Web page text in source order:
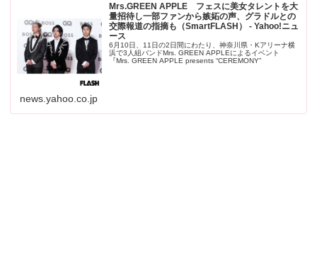
Mrs.GREEN APPLE フェスに美女タレントを大
量招待し一部ファンから嫉妬の声、グラドルとの
交際報道の指摘も（SmartFLASH） - Yahoo!ニュ
ース
6月10日、11日の2日間にわたり、神奈川県・Kアリーナ横
浜で3人組バンドMrs. GREEN APPLEによるイベント
『Mrs. GREEN APPLE presents “CEREMONY”
news.yahoo.co.jp